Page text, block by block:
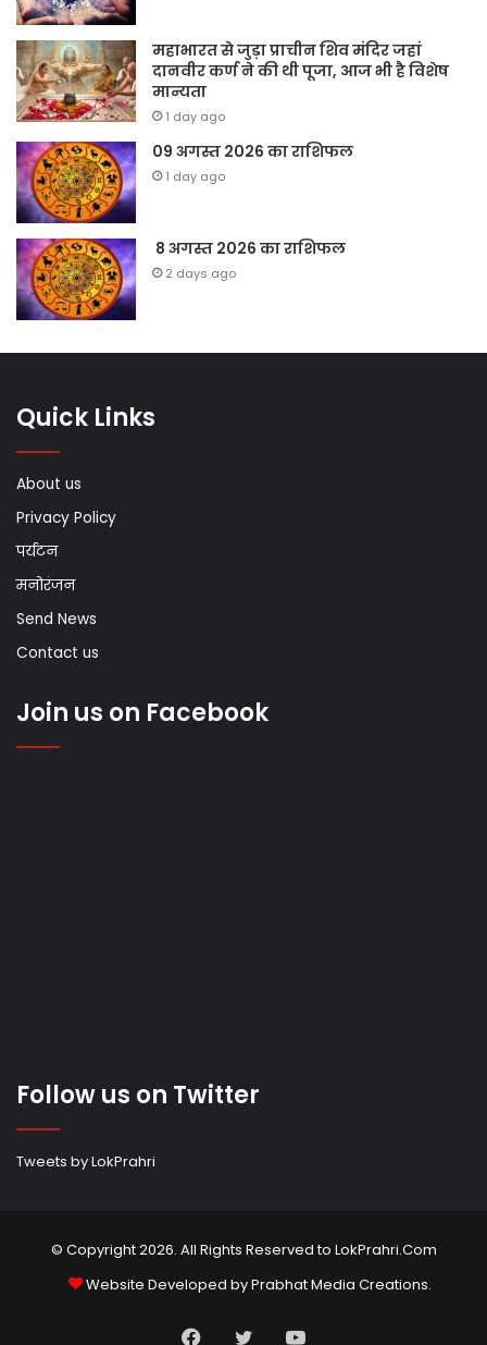
महाभारत से जुड़ा प्राचीन शिव मंदिर जहां
दानवीर कर्ण ने की थी पूजा, आज भी है विशेष
मान्यता
1 day ago
09 अगस्त 2026 का राशिफल
1 day ago
8 अगस्त 2026 का राशिफल
2 days ago
Quick Links
About us
Privacy Policy
पर्यटन
मनोरंजन
Send News
Contact us
Join us on Facebook
Follow us on Twitter
Tweets by LokPrahri
© Copyright 2026. All Rights Reserved to LokPrahri.Com
Website Developed byPrabhat Media Creations.
Facebook
TwitterYouTube